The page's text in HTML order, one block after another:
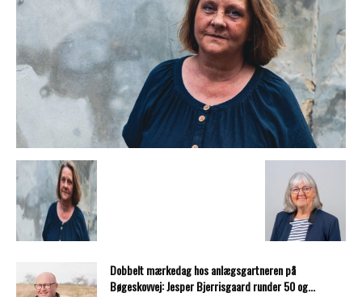
Dobbelt mærkedag hos anlægsgartneren på
Bøgeskovvej: Jesper Bjerrisgaard runder 50 og...